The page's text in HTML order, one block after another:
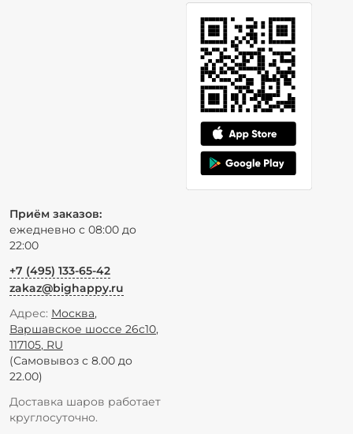
Приём заказов:
ежедневно с 08:00 до
22:00
+7 (495) 133-65-42
zakaz@bighappy.ru
Адрес: Москва,
Варшавское шоссе 26с10,
117105, RU
(Самовывоз с 8.00 до
22.00)
Доставка шаров работает
круглосуточно.